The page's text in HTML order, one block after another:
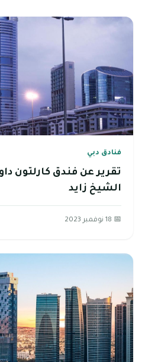
فنادق دبي
تقرير عن فندق كارلتون
الشيخ زايد
📅 18 نوفمبر 2023